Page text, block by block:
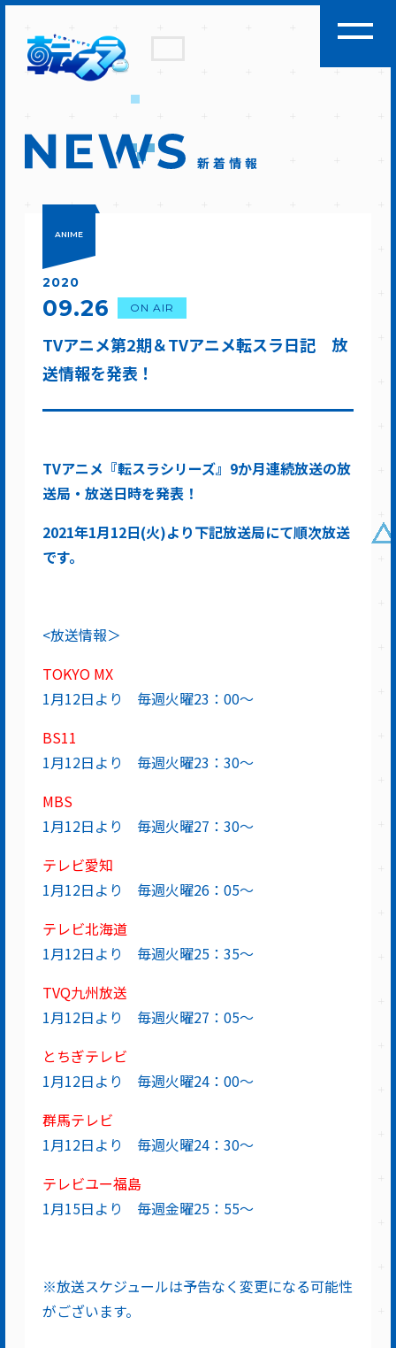
新着情報
ANIME
TVアニメ第2期＆TVアニメ転スラ日記 放
送情報を発表！
ON AIR
2020
09.26
TVアニメ『転スラシリーズ』9か月連続放送の放
送局・放送日時を発表！
2021年1月12日(火)より下記放送局にて順次放送
です。
<放送情報＞
TOKYO MX
1月12日より 毎週火曜23：00～
BS11
1月12日より 毎週火曜23：30～
MBS
1月12日より 毎週火曜27：30～
テレビ愛知
1月12日より 毎週火曜26：05～
テレビ北海道
1月12日より 毎週火曜25：35～
TVQ九州放送
1月12日より 毎週火曜27：05～
とちぎテレビ
1月12日より 毎週火曜24：00～
群馬テレビ
1月12日より 毎週火曜24：30～
テレビユー福島
1月15日より 毎週金曜25：55～
※放送スケジュールは予告なく変更になる可能性
がございます。